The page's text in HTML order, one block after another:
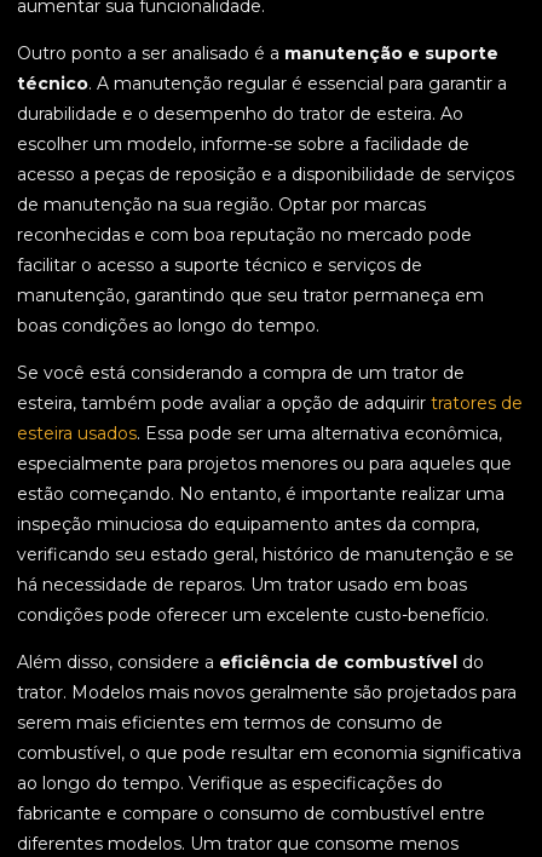
aumentar sua funcionalidade.
Outro ponto a ser analisado é a manutenção e suporte
técnico. A manutenção regular é essencial para garantir a
durabilidade e o desempenho do trator de esteira. Ao
escolher um modelo, informe-se sobre a facilidade de
acesso a peças de reposição e a disponibilidade de serviços
de manutenção na sua região. Optar por marcas
reconhecidas e com boa reputação no mercado pode
facilitar o acesso a suporte técnico e serviços de
manutenção, garantindo que seu trator permaneça em
boas condições ao longo do tempo.
Se você está considerando a compra de um trator de
esteira, também pode avaliar a opção de adquirir tratores de
esteira usados. Essa pode ser uma alternativa econômica,
especialmente para projetos menores ou para aqueles que
estão começando. No entanto, é importante realizar uma
inspeção minuciosa do equipamento antes da compra,
verificando seu estado geral, histórico de manutenção e se
há necessidade de reparos. Um trator usado em boas
condições pode oferecer um excelente custo-benefício.
Além disso, considere a eficiência de combustível do
trator. Modelos mais novos geralmente são projetados para
serem mais eficientes em termos de consumo de
combustível, o que pode resultar em economia significativa
ao longo do tempo. Verifique as especificações do
fabricante e compare o consumo de combustível entre
diferentes modelos. Um trator que consome menos